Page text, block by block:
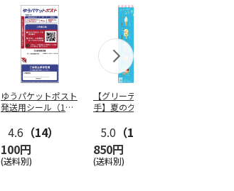
ゆうパケットポスト
発送用シール（1個
4.6 （14）
100円
(送料別)
【グリーティング切
手】夏のグリーティ
5.0 （10）
850円
(送料別)